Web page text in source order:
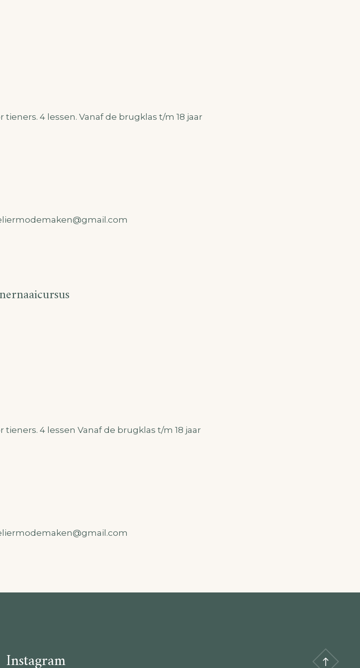
4 lessen. Vanaf de brugklas t/m 18 jaar
4 lessen Vanaf de brugklas t/m 18 jaar
Instagram